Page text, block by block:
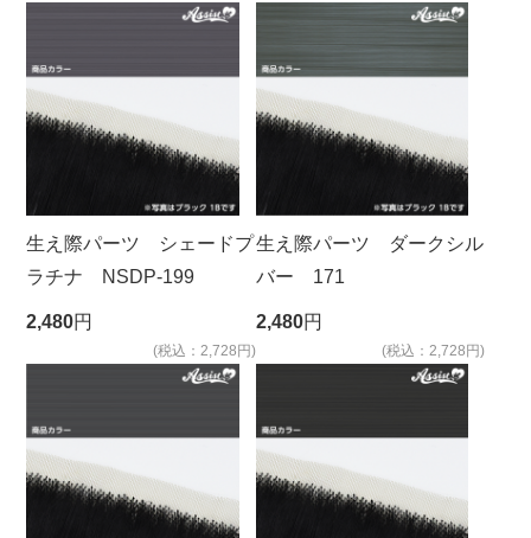
生え際パーツ シェードプ
ラチナ NSDP-199
2,480円
(税込：2,728円)
生え際パーツ ダークシル
バー 171
2,480円
(税込：2,728円)